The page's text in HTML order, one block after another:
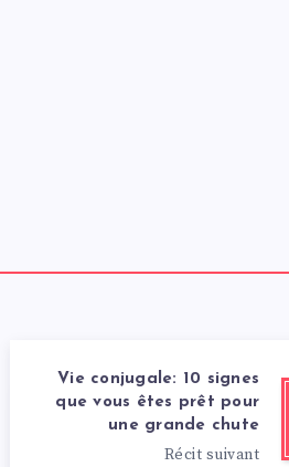
Vie conjugale: 10 signes
que vous êtes prêt pour
une grande chute
Récit suivant